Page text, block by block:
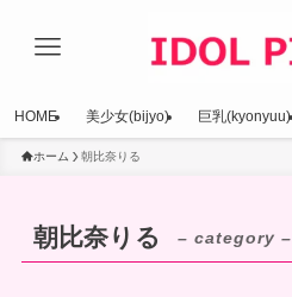
HOME 美少女(bijyo) 巨乳(kyonyuu)
ホーム 朝比奈りる
朝比奈りる – category –